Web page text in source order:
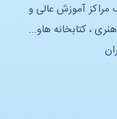
آموزش عالی و
، کتابخانه هاو...